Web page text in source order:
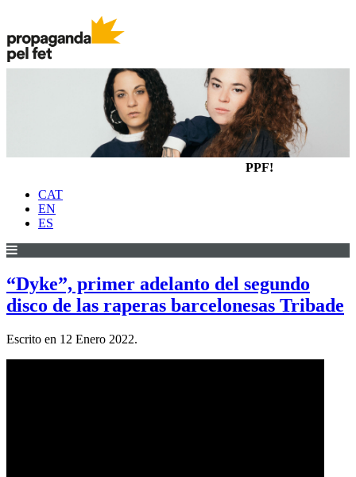
PPF!
CAT
EN
ES
“Dyke”, primer adelanto del segundo
disco de las raperas barcelonesas Tribade
Escrito en 12 Enero 2022.